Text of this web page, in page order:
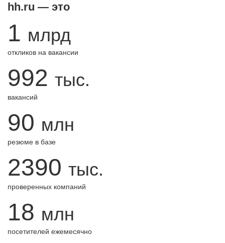
hh.ru — это
1 млрд
откликов на вакансии
992 тыс.
вакансий
90 млн
резюме в базе
2390 тыс.
проверенных компаний
18 млн
посетителей ежемесячно